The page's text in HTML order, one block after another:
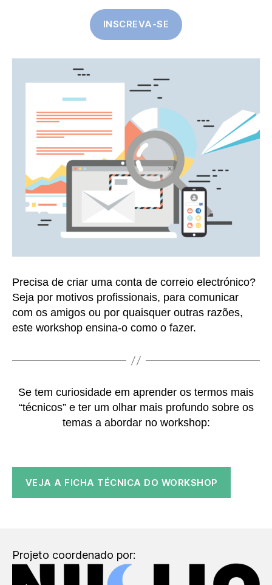
INSCREVA-SE
Precisa de criar uma conta de correio electrónico?
Seja por motivos profissionais, para comunicar
com os amigos ou por quaisquer outras razões,
este workshop ensina-o como o fazer.
Se tem curiosidade em aprender os termos mais
“técnicos” e ter um olhar mais profundo sobre os
temas a abordar no workshop:
VEJA A FICHA TÉCNICA DO WORKSHOP
Projeto coordenado por: